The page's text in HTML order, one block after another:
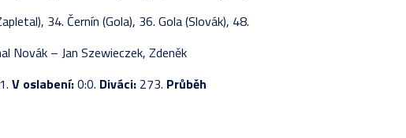
34. Černín (Gola), 36. Gola (Slovák), 48.
Novák – Jan Szewieczek, Zdeněk
V oslabení:0:0. Diváci:273. Průběh